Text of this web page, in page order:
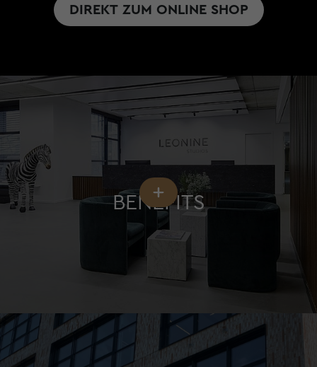
DIREKT ZUM ONLINE SHOP
BENEFITS